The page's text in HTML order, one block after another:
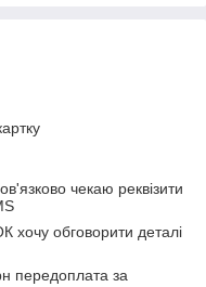
чекаю реквізити
обговорити деталі
передоплата за